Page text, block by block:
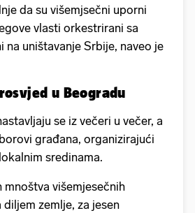
da su višemjsečni uporni
vlasti orkestrirani sa
na uništavanje Srbije, naveo je
u Beogradu
se iz večeri u večer, a
građana, organizirajući
sredinama.
mnoštva višemjesečnih
zemlje, za jesen